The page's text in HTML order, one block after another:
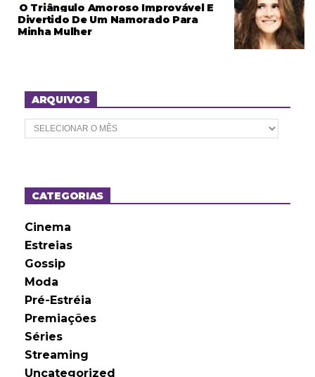
O Triângulo Amoroso Improvável E
Divertido De Um Namorado Para
Minha Mulher
ARQUIVOS
A
r
o
sCATEGORIAS
Cinema
Estreias
Gossip
Moda
Pré-Estréia
Premiações
Séries
Streaming
Uncategorized